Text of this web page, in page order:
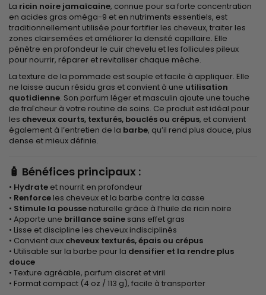
La ricin noire jamaïcaine, connue pour sa forte concentration
en acides gras oméga-9 et en nutriments essentiels, est
traditionnellement utilisée pour fortifier les cheveux, traiter les
zones clairsemées et améliorer la densité capillaire. Elle
pénètre en profondeur le cuir chevelu et les follicules pileux
pour nourrir, réparer et revitaliser chaque mèche.
La texture de la pommade est souple et facile à appliquer. Elle
ne laisse aucun résidu gras et convient à une utilisation
quotidienne. Son parfum léger et masculin ajoute une touche
de fraîcheur à votre routine de soins. Ce produit est idéal pour
les cheveux courts, texturés, bouclés ou crépus, et convient
également à l’entretien de la barbe, qu’il rend plus douce, plus
dense et mieux définie.
🧴 Bénéfices principaux :
• Hydrate et nourrit en profondeur
• Renforce les cheveux et la barbe contre la casse
• Stimule la pousse naturelle grâce à l’huile de ricin noire
• Apporte une brillance saine sans effet gras
• Lisse et discipline les cheveux indisciplinés
• Convient aux cheveux texturés, épais ou crépus
• Utilisable sur la barbe pour la densifier et la rendre plus
douce
• Texture agréable, parfum discret et viril
• Format compact (4 oz / 113 g), facile à transporter